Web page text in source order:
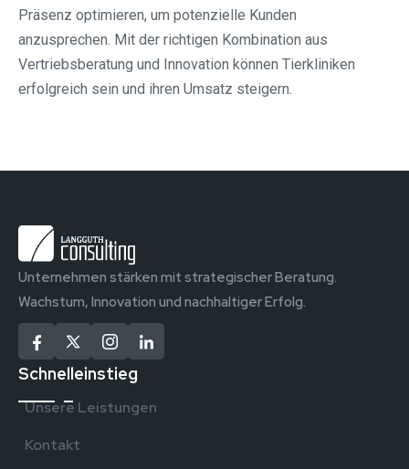
Präsenz optimieren, um potenzielle Kunden
anzusprechen. Mit der richtigen Kombination aus
Vertriebsberatung und Innovation können Tierkliniken
erfolgreich sein und ihren Umsatz steigern.
Unternehmen stärken mit strategischer Beratung.
Wachstum, Innovation und nachhaltiger Erfolg.
Schnelleinstieg
Unsere Leistungen
Kontakt